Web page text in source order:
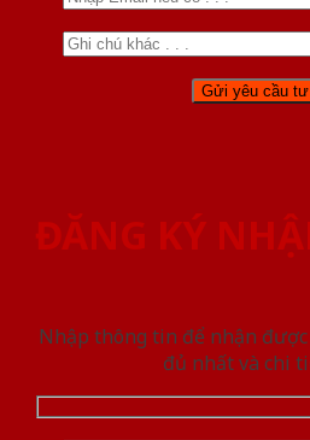
ĐĂNG KÝ
Nhập thông tin để nhận
đủ nhất và chi